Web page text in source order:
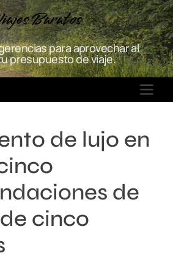
Baratos
para aprovechar al
presupuesto de viaje.
M
E
U
de lujo en
de
cinco